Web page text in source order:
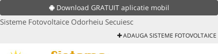
Download GRATUIT aplicatie mobil
Sisteme Fotovoltaice Odorheiu Secuiesc
ADAUGA SISTEME FOTOVOLTAICE